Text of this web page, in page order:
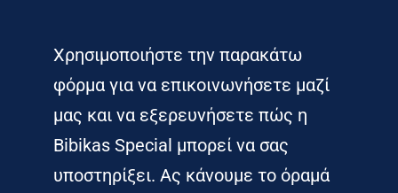
Χρησιμοποιήστε την παρακάτω
φόρμα για να επικοινωνήσετε μαζί
μας και να εξερευνήσετε πώς η
Bibikas Special μπορεί να σας
υποστηρίξει. Ας κάνουμε το όραμά